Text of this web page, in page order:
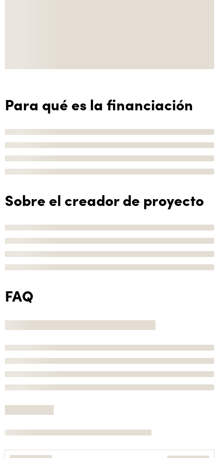
Para qué es la financiación
Sobre el creador de proyecto
FAQ